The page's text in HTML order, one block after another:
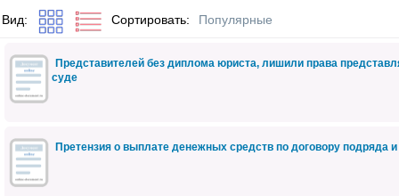
Вид: Сортировать: Популярные
Представителей без диплома юриста, лишили права
суде
Претензия о выплате денежных средств по договору подряда и